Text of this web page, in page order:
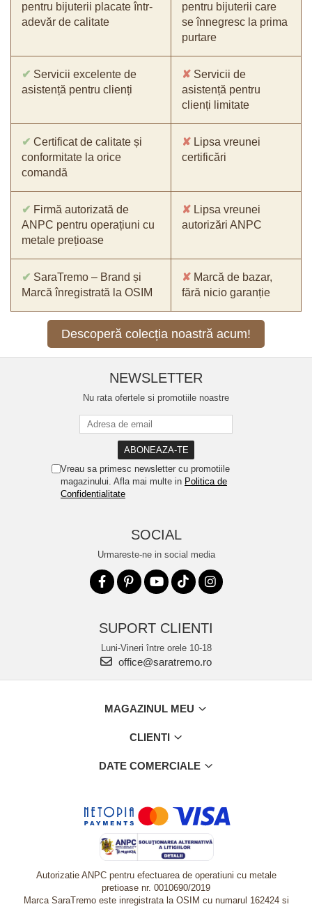
pentru bijuterii placate într-
adevăr de calitate
pentru bijuterii care
se înnegresc la prima
purtare
✔ Servicii excelente de
asistență pentru clienți
✘ Servicii de
asistență pentru
clienți limitate
✔ Certificat de calitate și
conformitate la orice
comandă
✘ Lipsa vreunei
certificări
✔ Firmă autorizată de
ANPC pentru operațiuni cu
metale prețioase
✘ Lipsa vreunei
autorizări ANPC
✔ SaraTremo – Brand și
Marcă înregistrată la OSIM
✘ Marcă de bazar,
fără nicio garanție
Descoperă colecția noastră acum!
NEWSLETTER
Nu rata ofertele si promotiile noastre
Vreau sa primesc newsletter cu promotiile
magazinului. Afla mai multe in Politica de
Confidentialitate
SOCIAL
Urmareste-ne in social media
SUPORT CLIENTI
Luni-Vineri între orele 10-18
office@saratremo.ro
MAGAZINUL MEU
CLIENTI
DATE COMERCIALE
Autorizatie ANPC pentru efectuarea de operatiuni cu metale
pretioase nr. 0010690/2019
Marca SaraTremo este inregistrata la OSIM cu numarul 162424 si